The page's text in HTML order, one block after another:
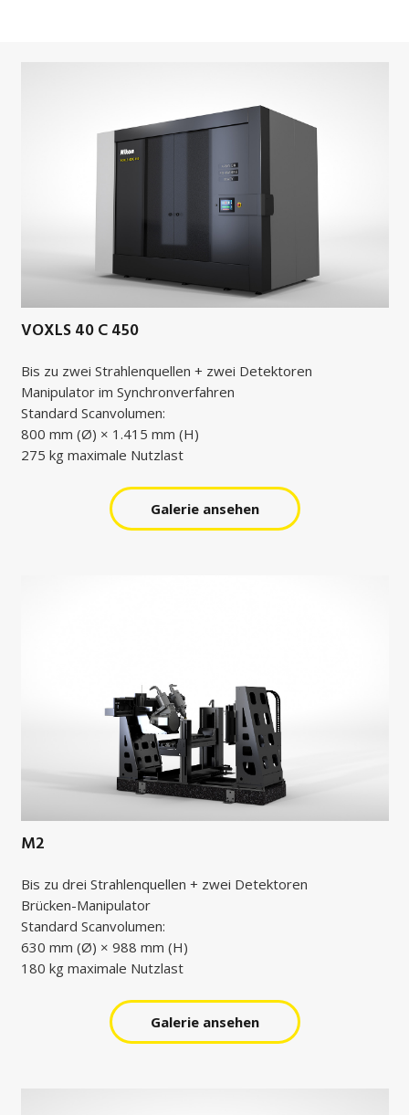
VOXLS 40 C 450
Bis zu zwei Strahlenquellen + zwei Detektoren
Manipulator im Synchronverfahren
Standard Scanvolumen:
800 mm (Ø) × 1.415 mm (H)
275 kg maximale Nutzlast
Galerie ansehen
M2
Bis zu drei Strahlenquellen + zwei Detektoren
Brücken-Manipulator
Standard Scanvolumen:
630 mm (Ø) × 988 mm (H)
180 kg maximale Nutzlast
Galerie ansehen